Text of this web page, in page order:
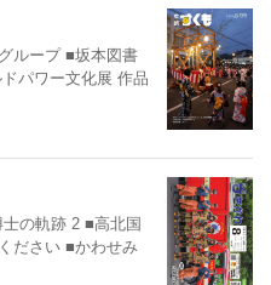
ループ ■坂本図書
パワー文化展 作品
士の軌跡 2 ■高北国
ださい ■かわせみ